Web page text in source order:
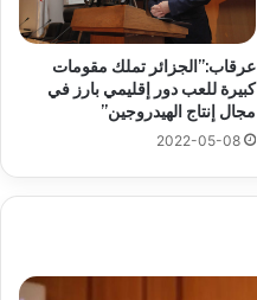
عرقاب:”الجزائر تملك مقومات
كبيرة للعب دور إقليمي بارز في
مجال إنتاج الهيدروجين”
2022-05-08